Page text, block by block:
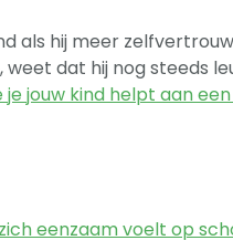
als hij meer
dat hij nog steeds
je jouw kind helpt aan
eenzaam voelt op